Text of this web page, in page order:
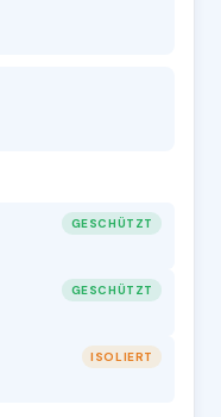
GESCHÜTZT
GESCHÜTZT
ISOLIERT